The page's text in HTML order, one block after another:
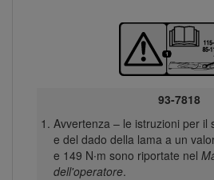
93-7818
Avvertenza – le istruzioni per il
e del dado della lama a un
e 149 N∙m sono riportate nel
dell'operatore.